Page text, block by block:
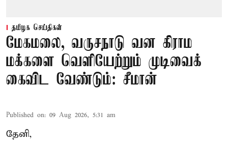
தமிழக செய்திகள்
மேகமலை, வருசநாடு வன கிராம
மக்களை வெளியேற்றும் முடிவைக்
கைவிட வேண்டும்: சீமான்
Published on: 09 Aug 2026, 5:31 am
தேனி,